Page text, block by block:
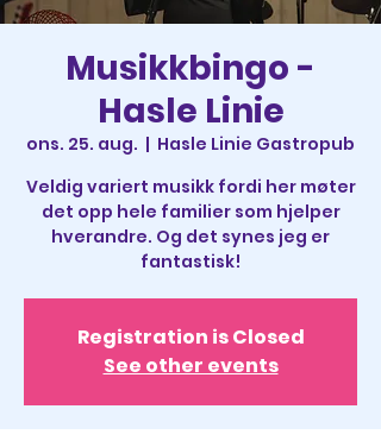
Musikkbingo -
Hasle Linie
ons. 25. aug.
  |
Hasle Linie Gastropub
Veldig variert musikk fordi her møter
det opp hele familier som hjelper
hverandre. Og det synes jeg er
fantastisk!
Registration is Closed
See other events